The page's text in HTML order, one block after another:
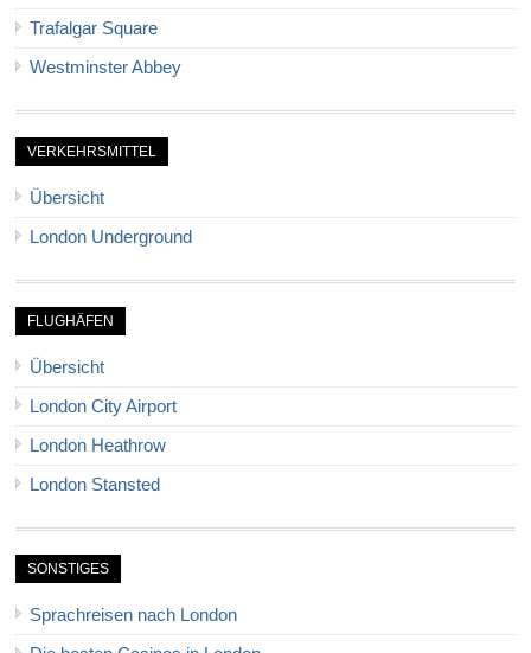
Trafalgar Square
Westminster Abbey
VERKEHRSMITTEL
Übersicht
London Underground
FLUGHÄFEN
Übersicht
London City Airport
London Heathrow
London Stansted
SONSTIGES
Sprachreisen nach London